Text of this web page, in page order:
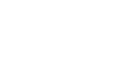
5 hvězdiček.